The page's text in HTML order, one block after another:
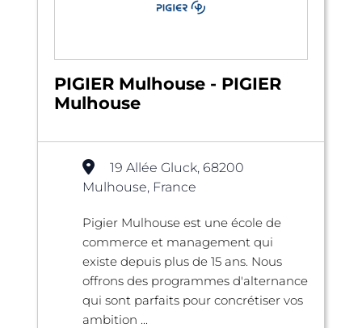
PIGIER Mulhouse - PIGIER
Mulhouse
19 Allée Gluck, 68200
Mulhouse, France
Pigier Mulhouse est une école de
commerce et management qui
existe depuis plus de 15 ans. Nous
offrons des programmes d'alternance
qui sont parfaits pour concrétiser vos
ambition ...